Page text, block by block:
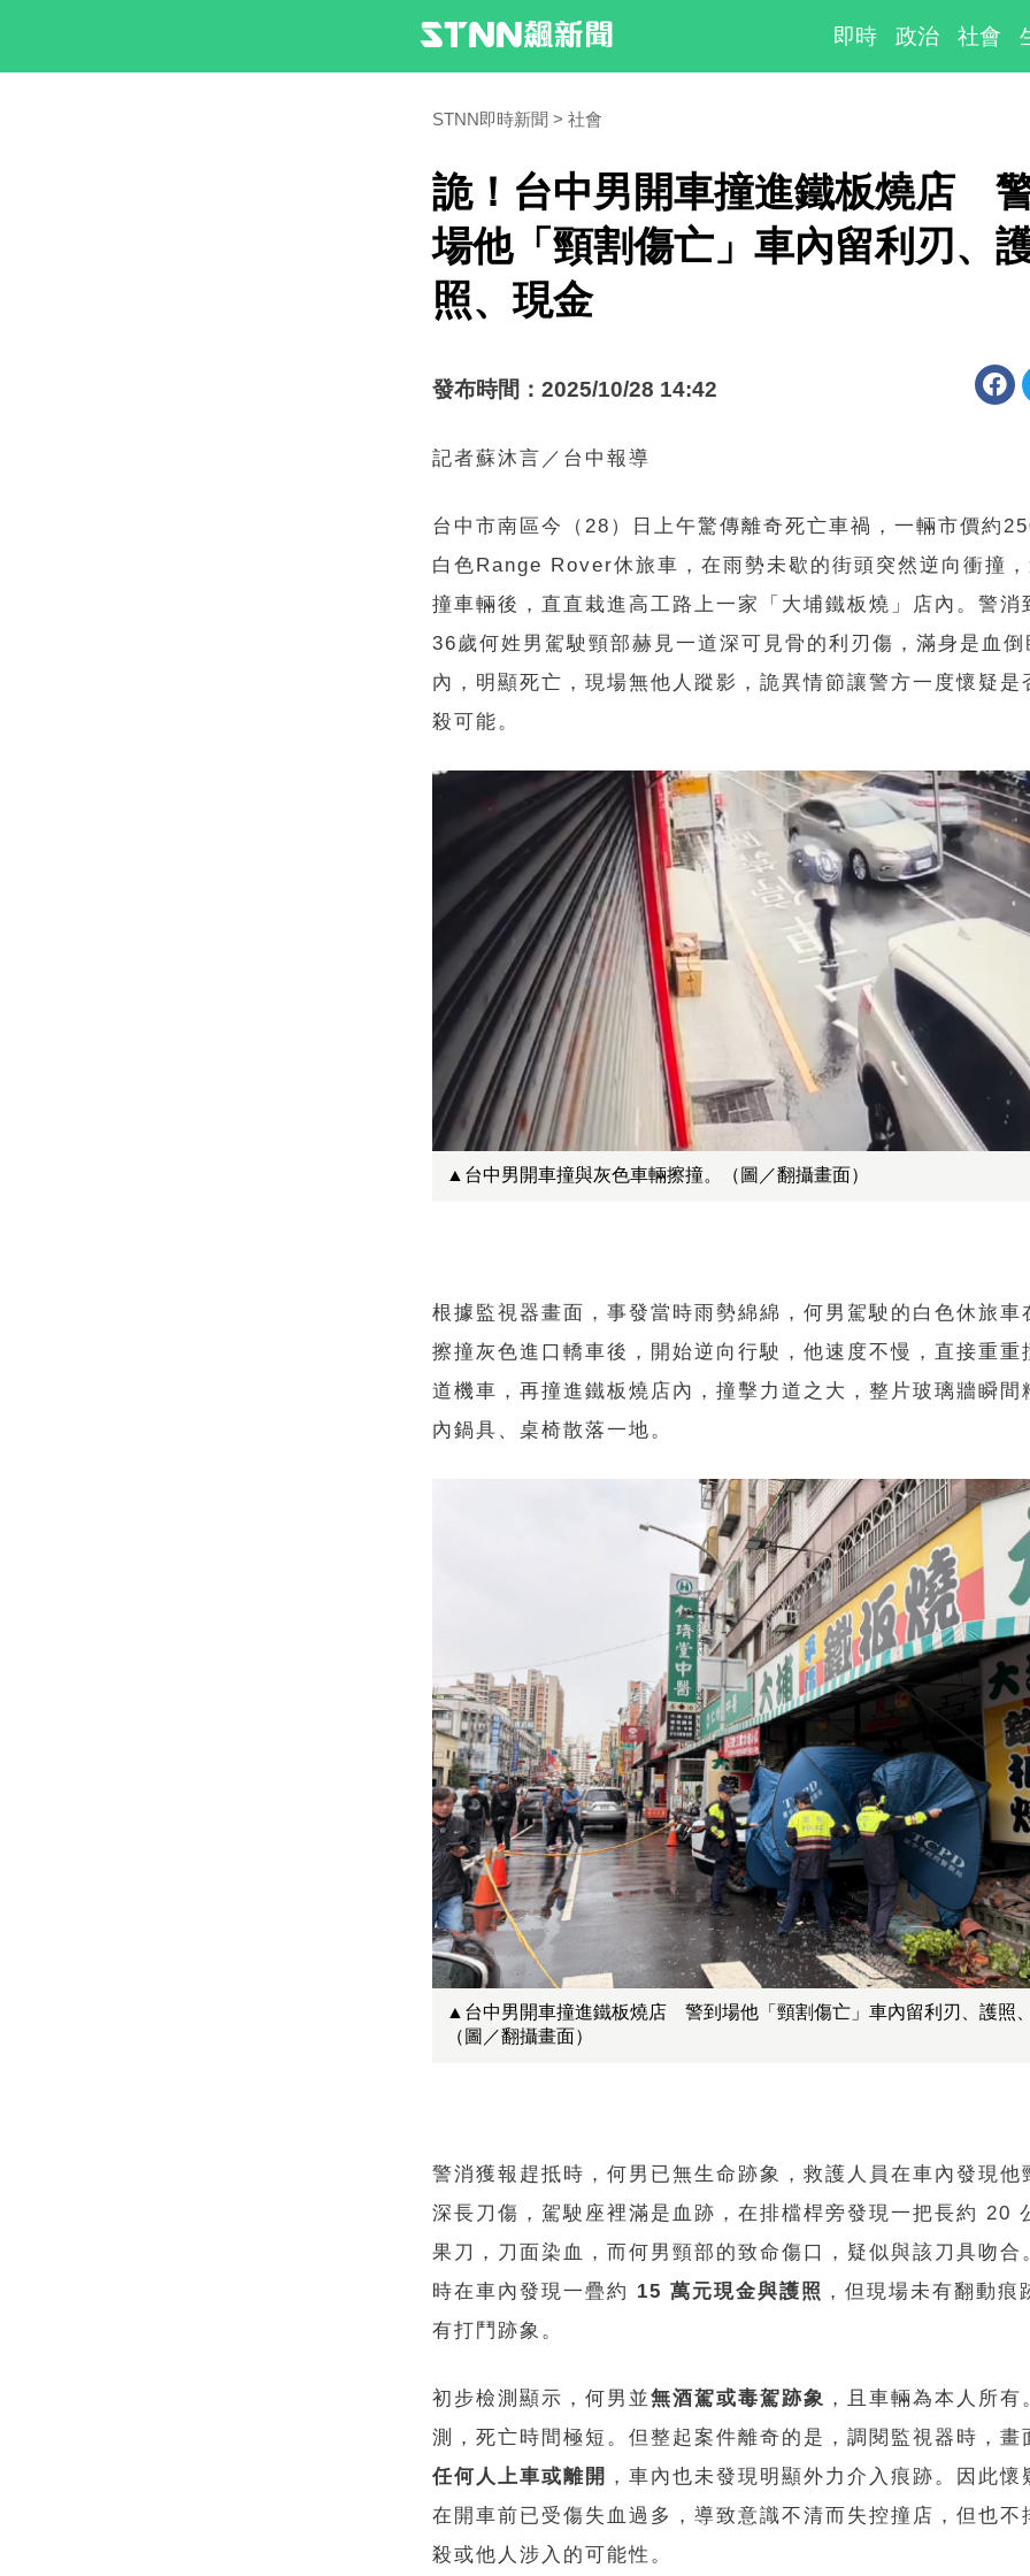
即時 政治 社會
STNN即時新聞 社會
詭！台中男開車撞進鐵板燒店
場他「頸割傷亡」車內留利刃、
照、現金
發布時間：2025/10/28 14:42
記者蘇沐言／台中報導
台中市南區今（28）日上午驚傳離奇死亡車禍，一輛市價約
白色Range Rover休旅車，在雨勢未歇的街頭突然逆向衝撞
撞車輛後，直直栽進高工路上一家「大埔鐵板燒」店內。警消
36歲何姓男駕駛頸部赫見一道深可見骨的利刃傷，滿身是血
內，明顯死亡，現場無他人蹤影，詭異情節讓警方一度懷疑是
殺可能。
▲台中男開車撞與灰色車輛擦撞。（圖／翻攝畫面）
根據監視器畫面，事發當時雨勢綿綿，何男駕駛的白色休旅車
擦撞灰色進口轎車後，開始逆向行駛，他速度不慢，直接重重
道機車，再撞進鐵板燒店內，撞擊力道之大，整片玻璃牆瞬間
內鍋具、桌椅散落一地。
▲台中男開車撞進鐵板燒店 警到場他「頸割傷亡」車內留利刃、護照
（圖／翻攝畫面）
警消獲報趕抵時，何男已無生命跡象，救護人員在車內發現他
深長刀傷，駕駛座裡滿是血跡，在排檔桿旁發現一把長約 20
果刀，刀面染血，而何男頸部的致命傷口，疑似與該刀具吻合
時在車內發現一疊約 15 萬元現金與護照 ，但現場未有翻動痕
有打鬥跡象。
初步檢測顯示，何男並無酒駕或毒駕跡象 ，且車輛為本人所
測，死亡時間極短。但整起案件離奇的是，調閱監視器時，畫
任何人上車或離開 ，車內也未發現明顯外力介入痕跡。因此懷
在開車前已受傷失血過多，導致意識不清而失控撞店，但也不
殺或他人涉入的可能性。